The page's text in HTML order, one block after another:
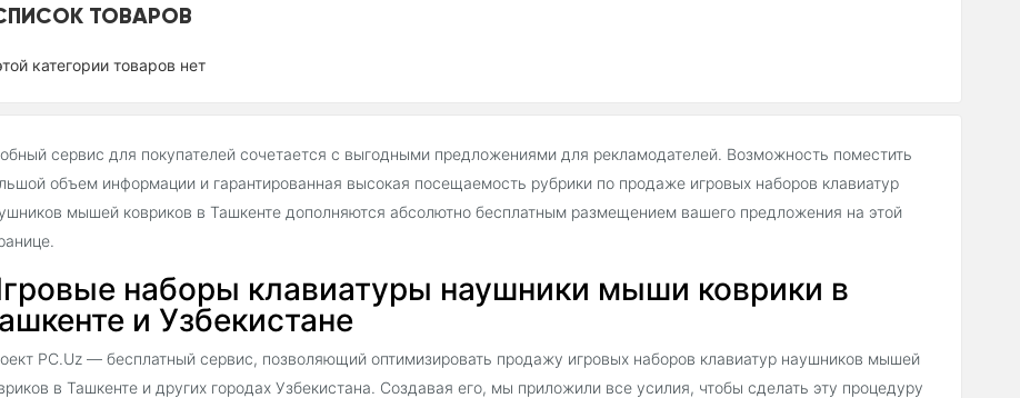
ТОВАРОВ
категории товаров нет
сервис для покупателей сочетается с выгодными предложениями для рекламодателей. Возможность поместить
объем информации и гарантированная высокая посещаемость рубрики по продаже игровых наборов клавиатур
мышей ковриков в Ташкенте дополняются абсолютно бесплатным размещением вашего предложения на этой
наборы клавиатуры наушники мыши коврики в
и Узбекистане
PC.Uz — бесплатный сервис, позволяющий оптимизировать продажу игровых наборов клавиатур наушников мышей
в Ташкенте и других городах Узбекистана. Создавая его, мы приложили все усилия, чтобы сделать эту процедуру